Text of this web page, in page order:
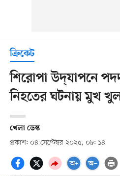
ক্রিকেট
শিরোপা উদ্‌যাপনে
নিহতের ঘটনায় মুখ
খেলা ডেস্ক
প্রকাশ: ০৪ সেপ্টেম্বর ২০২৫, ০৮: ১৪